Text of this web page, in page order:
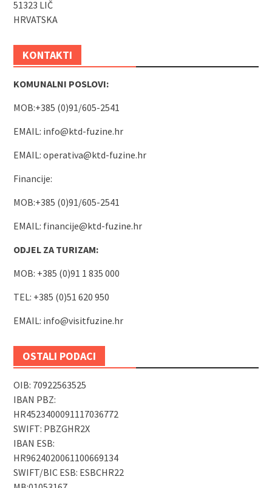
51323 LIČ
HRVATSKA
KONTAKTI
KOMUNALNI POSLOVI:
MOB:+385 (0)91/605-2541
EMAIL: info@ktd-fuzine.hr
EMAIL: operativa@ktd-fuzine.hr
Financije:
MOB:+385 (0)91/605-2541
EMAIL: financije@ktd-fuzine.hr
ODJEL ZA TURIZAM:
MOB: +385 (0)91 1 835 000
TEL: +385 (0)51 620 950
EMAIL: info@visitfuzine.hr
OSTALI PODACI
OIB: 70922563525
IBAN PBZ:
HR4523400091117036772
SWIFT: PBZGHR2X
IBAN ESB:
HR9624020061100669134
SWIFT/BIC ESB: ESBCHR22